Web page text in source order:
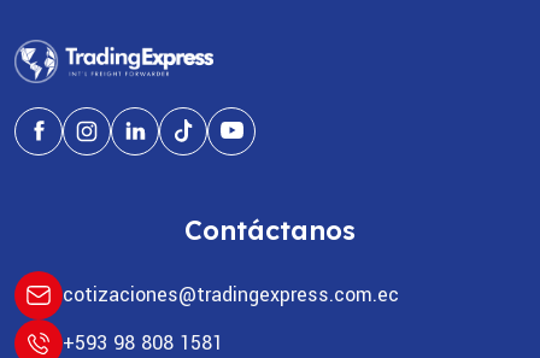
Contáctanos
cotizaciones@tradingexpress.com.ec
+593 98 808 1581